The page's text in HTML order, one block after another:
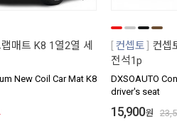
매트 K8 1열2열 세
New Coil Car Mat K8
컨셉토
컨셉
전석1p
DXSOAUTO
driver's seat
15,900원